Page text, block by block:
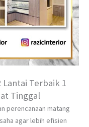
Terbaik 1
Tinggal
perencanaan matang
agar lebih efisien